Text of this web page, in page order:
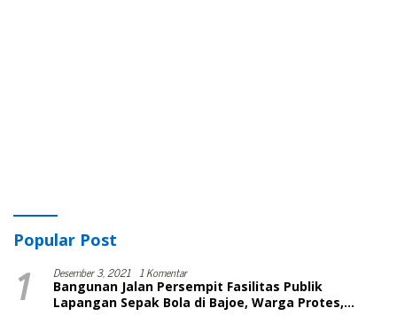
Popular Post
1 Desember 3, 2021 1 Komentar
Bangunan Jalan Persempit Fasilitas Publik
Lapangan Sepak Bola di Bajoe, Warga Protes,